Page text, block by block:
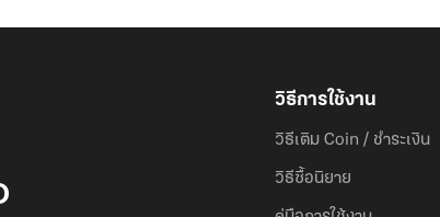
วิธีการใช้งาน
วิธีเติม Coin / ชำระเงิน
วิธีซื้อนิยาย